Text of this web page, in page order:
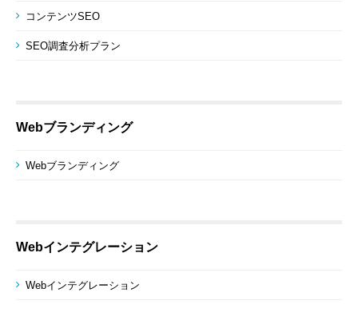
コンテンツSEO
SEO調査分析プラン
Webブランディング
Webブランディング
Webインテグレーション
Webインテグレーション